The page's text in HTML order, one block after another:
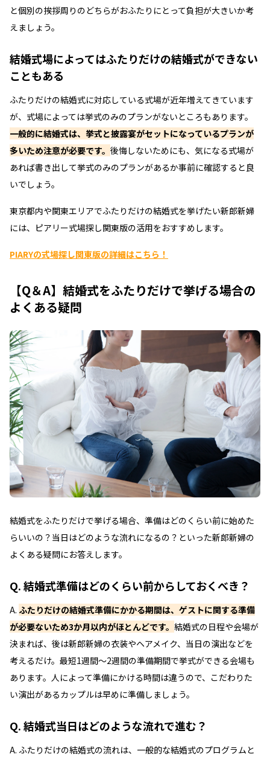
と個別の挨拶周りのどちらがおふたりにとって負担が大きいか考
えましょう。
結婚式場によってはふたりだけの結婚式ができない
こともある
ふたりだけの結婚式に対応している式場が近年増えてきています
が、式場によっては挙式のみのプランがないところもあります。
一般的に結婚式は、挙式と披露宴がセットになっているプランが
多いため注意が必要です。 後悔しないためにも、気になる式場が
あれば書き出して挙式のみのプランがあるか事前に確認すると良
いでしょう。
東京都内や関東エリアでふたりだけの結婚式を挙げたい新郎新婦
には、ピアリー式場探し関東版の活用をおすすめします。
PIARYの式場探し関東版の詳細はこちら！
【Q＆A】結婚式をふたりだけで挙げる場合の
よくある疑問
結婚式をふたりだけで挙げる場合、準備はどのくらい前に始めた
らいいの？当日はどのような流れになるの？といった新郎新婦の
よくある疑問にお答えします。
Q. 結婚式準備はどのくらい前からしておくべき？
A. ふたりだけの結婚式準備にかかる期間は、ゲストに関する準備
が必要ないため3か月以内がほとんどです。 結婚式の日程や会場が
決まれば、後は新郎新婦の衣装やヘアメイク、当日の演出などを
考えるだけ。最短1週間～2週間の準備期間で挙式ができる会場も
あります。人によって準備にかける時間は違うので、こだわりた
い演出があるカップルは早めに準備しましょう。
Q. 結婚式当日はどのような流れで進む？
A. ふたりだけの結婚式の流れは、一般的な結婚式のプログラムと